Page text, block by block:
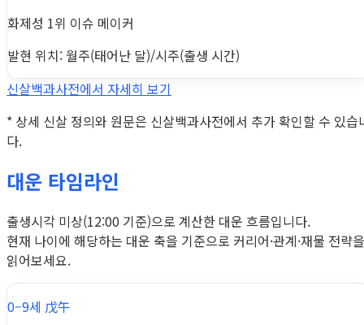
화제성 1위 이슈 메이커
발현 위치: 월주(태어난 달)/시주(출생 시간)
신살백과사전에서 자세히 보기
* 상세 신살 정의와 원문은 신살백과사전에서 추가 확인할 수 있습
다.
대운 타임라인
출생시각 미상(12:00 기준)으로 계산한 대운 흐름입니다.
현재 나이에 해당하는 대운 축을 기준으로 커리어·관계·재물 전략을
읽어보세요.
0–9세 戊午